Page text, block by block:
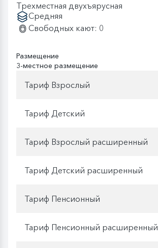
Трехместная двухъярусная
Средняя
Свободных кают: 0
Размещение
3-местное размещение
Тариф Взрослый
Тариф Детский
Тариф Взрослый расширенный
Тариф Детский расширенный
Тариф Пенсионный
Тариф Пенсионный расширенный